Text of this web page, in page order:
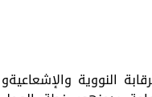
النووية والإشعاعيةو